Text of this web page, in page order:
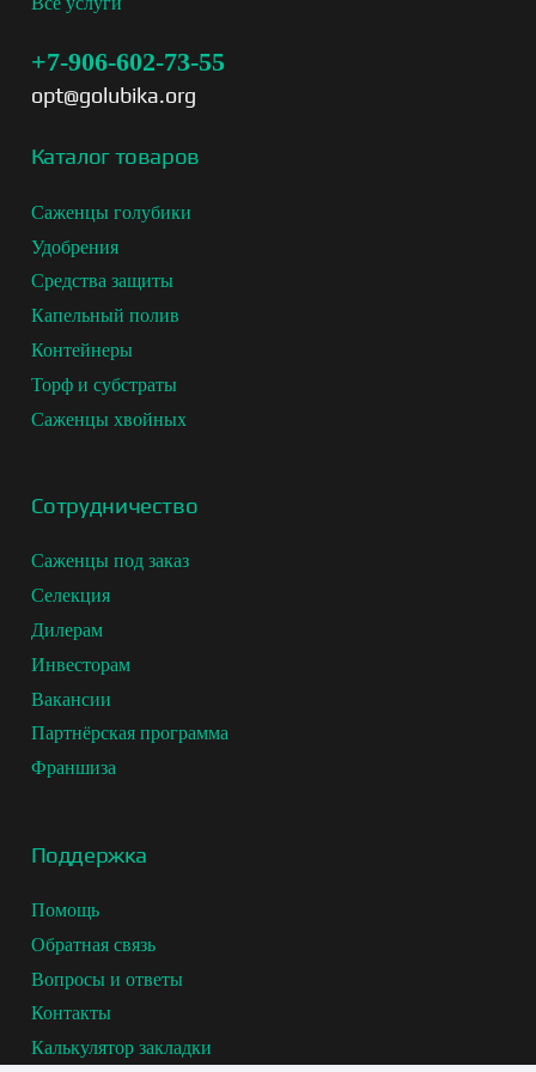
+7-906-602-73-55
opt@golubika.org
Каталог товаров
Саженцы голубики
Удобрения
Средства защиты
Капельный полив
Контейнеры
Торф и субстраты
Саженцы хвойных
Сотрудничество
Саженцы под заказ
Селекция
Дилерам
Инвесторам
Вакансии
Партнёрская программа
Франшиза
Поддержка
Помощь
Обратная связь
Вопросы и ответы
Контакты
Калькулятор закладки